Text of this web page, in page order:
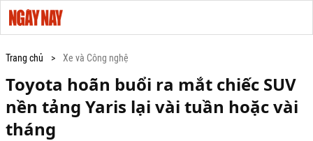
Trang chủ Xe và Công nghệ
Toyota hoãn buổi ra mắt chiếc SUV
nền tảng Yaris lại vài tuần hoặc vài
tháng